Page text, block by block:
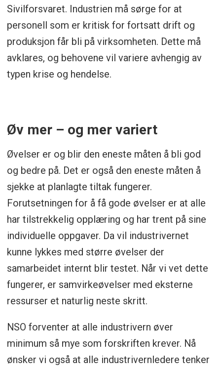
Sivilforsvaret. Industrien må sørge for at
personell som er kritisk for fortsatt drift og
produksjon får bli på virksomheten. Dette må
avklares, og behovene vil variere avhengig av
typen krise og hendelse.
Øv mer – og mer variert
Øvelser er og blir den eneste måten å bli god
og bedre på. Det er også den eneste måten å
sjekke at planlagte tiltak fungerer.
Forutsetningen for å få gode øvelser er at alle
har tilstrekkelig opplæring og har trent på sine
individuelle oppgaver. Da vil industrivernet
kunne lykkes med større øvelser der
samarbeidet internt blir testet. Når vi vet dette
fungerer, er samvirkeøvelser med eksterne
ressurser et naturlig neste skritt.
NSO forventer at alle industrivern øver
minimum så mye som forskriften krever. Nå
ønsker vi også at alle industrivernledere tenker